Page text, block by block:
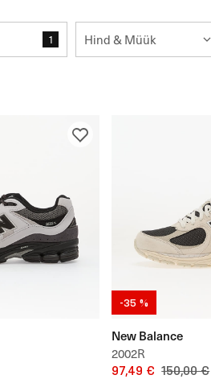
1 Hind & Müük
-35 %
New Balance
2002R
97,49 € 150,00 €